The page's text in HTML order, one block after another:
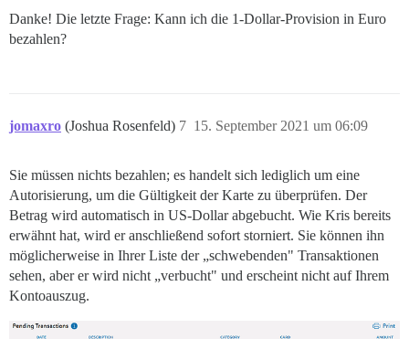
Danke! Die letzte Frage: Kann ich die 1-Dollar-Provision in Euro
bezahlen?
jomaxro (Joshua Rosenfeld) 15. September 2021 um 06:09
7
Sie müssen nichts bezahlen; es handelt sich lediglich um eine
Autorisierung, um die Gültigkeit der Karte zu überprüfen. Der
Betrag wird automatisch in US-Dollar abgebucht. Wie Kris bereits
erwähnt hat, wird er anschließend sofort storniert. Sie können ihn
möglicherweise in Ihrer Liste der „schwebenden" Transaktionen
sehen, aber er wird nicht „verbucht" und erscheint nicht auf Ihrem
Kontoauszug.